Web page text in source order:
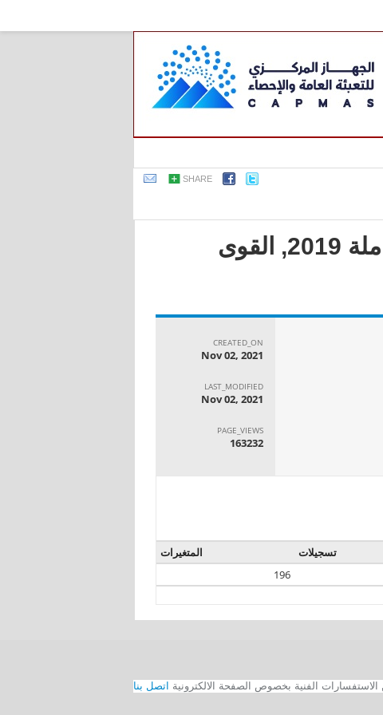
SHARE
جمهورية مصر العربية - النشرة السنوية لبحث القوى العاملة 2019, القوى
CREATED_ON
Nov 02, 2021
LAST_MODIFIED
Nov 02, 2021
PAGE_VIEWS
163232
تسجيلات
المتغيرات
196
اتصل بنا